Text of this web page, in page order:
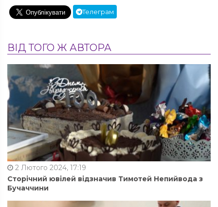
Телеграм
ВІД ТОГО Ж АВТОРА
2 Лютого 2024, 17:19
Сторічний ювілей відзначив Тимотей Непийвода з
Бучаччини